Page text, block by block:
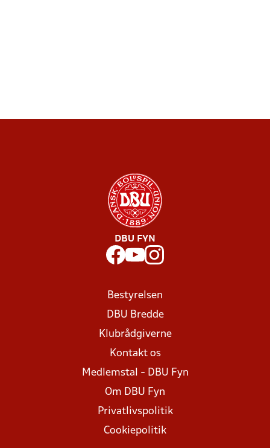
DBU FYN
Bestyrelsen
DBU Bredde
Klubrådgiverne
Kontakt os
Medlemstal - DBU Fyn
Om DBU Fyn
Privatlivspolitik
Cookiepolitik